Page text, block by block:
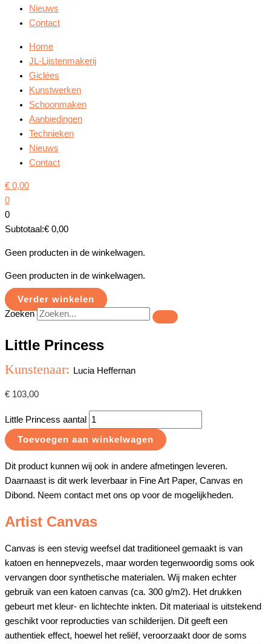
Nieuws
Contact
Home
JL-Lijstenmakerij
Giclées
Kunstwerken
Schoonmaken
Aanbiedingen
Technieken
Nieuws
Contact
€ 0,00
0
0
Subtotaal:€ 0,00
Geen producten in de winkelwagen.
Geen producten in de winkelwagen.
Verder winkelen
Zoeken
Little Princess
Kunstenaar: Lucia Heffernan
€ 103,00
Little Princess aantal
Toevoegen aan winkelwagen
Dit product kunnen wij ook in andere afmetingen leveren.
Daarnaast is dit werk leverbaar in Fine Art Paper, Canvas en
Dibond. Neem contact met ons op voor de mogelijkheden.
Artist Canvas
Canvas is een stevig weefsel dat traditioneel gemaakt is van
katoen en hennepvezels, maar worden tegenwoordig soms ook
vervangen door synthetische materialen. Wij maken echter
gebruik van een katoen canvas (ca. 300 g/m2). Het drukken
gebeurt met kleur- en lichtechte inkten. Dit materiaal is uitstekend
geschikt voor reproducties van schilderijen. Dit geeft een
authentiek effect, hoewel het reliëf, veroorzaakt door de soms